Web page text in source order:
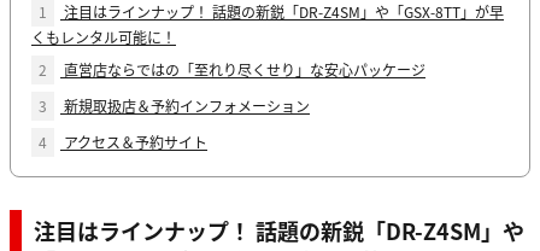
1
注目はラインナップ！ 話題の新鋭「DR-Z4SM」や「GSX-8TT」が早
くもレンタル可能に！
2
直営店ならではの「至れり尽くせり」な安心パッケージ
3
新規取扱店＆予約インフォメーション
4
アクセス＆予約サイト
注目はラインナップ！ 話題の新鋭「DR-Z4SM」や